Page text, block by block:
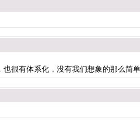
很有体系化，没有我们想象的那么简